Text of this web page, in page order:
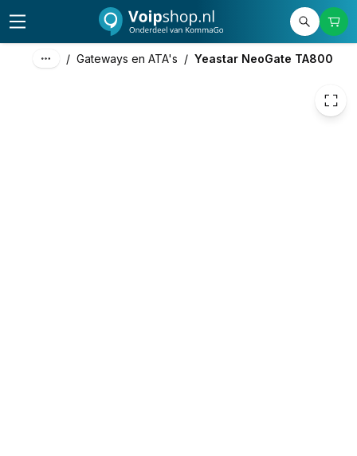
/ Gateways en ATA's / Yeastar NeoGate TA800
excl. btw
incl. btw